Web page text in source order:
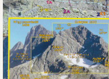
Krzyże litewskie. Kapliczki i
przydrożne jako dzieło sztuki
ludowej i potrzeba ich